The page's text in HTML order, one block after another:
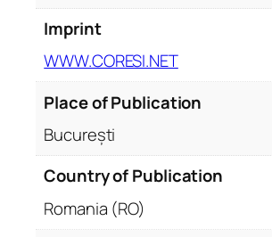
Imprint
WWW.CORESI.NET
Place of Publication
București
Country of Publication
Romania (RO)